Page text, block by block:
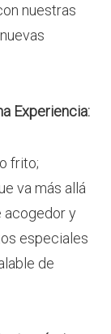
nuestras
Experiencia:
frito;
va más allá
acogedor y
especiales
de